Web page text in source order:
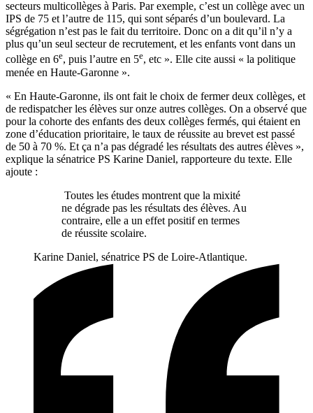
secteurs multicollèges à Paris. Par exemple, c’est un collège avec un
IPS de 75 et l’autre de 115, qui sont séparés d’un boulevard. La
ségrégation n’est pas le fait du territoire. Donc on a dit qu’il n’y a
plus qu’un seul secteur de recrutement, et les enfants vont dans un
collège en 6e, puis l’autre en 5e, etc ». Elle cite aussi « la politique
menée en Haute-Garonne ».
« En Haute-Garonne, ils ont fait le choix de fermer deux collèges, et
de redispatcher les élèves sur onze autres collèges. On a observé que
pour la cohorte des enfants des deux collèges fermés, qui étaient en
zone d’éducation prioritaire, le taux de réussite au brevet est passé
de 50 à 70 %. Et ça n’a pas dégradé les résultats des autres élèves »,
explique la sénatrice PS Karine Daniel, rapporteure du texte. Elle
ajoute :
Toutes les études montrent que la mixité
ne dégrade pas les résultats des élèves. Au
contraire, elle a un effet positif en termes
de réussite scolaire.
Karine Daniel, sénatrice PS de Loire-Atlantique.